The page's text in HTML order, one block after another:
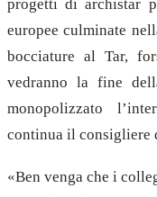
progetti di archistar
europee culminate
bocciature al Tar,
vedranno la fine
monopolizzato
continua il consigliere
«Ben venga che i